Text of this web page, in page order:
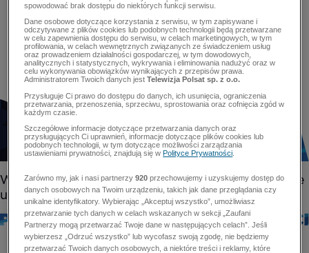
spowodować brak dostępu do niektórych funkcji serwisu.
Dane osobowe dotyczące korzystania z serwisu, w tym zapisywane i
odczytywane z plików cookies lub podobnych technologii będą przetwarzane
w celu zapewnienia dostępu do serwisu, w celach marketingowych, w tym
profilowania, w celach wewnętrznych związanych ze świadczeniem usług
oraz prowadzeniem działalności gospodarczej, w tym dowodowych,
analitycznych i statystycznych, wykrywania i eliminowania nadużyć oraz w
celu wykonywania obowiązków wynikających z przepisów prawa.
Administratorem Twoich danych jestTelewizja Polsat sp. z o.o.
Przysługuje Ci prawo do dostępu do danych, ich usunięcia, ograniczenia
przetwarzania, przenoszenia, sprzeciwu, sprostowania oraz cofnięcia zgód w
każdym czasie.
Szczegółowe informacje dotyczące przetwarzania danych oraz
przysługujących Ci uprawnień, informacje dotyczące plików cookies lub
podobnych technologii, w tym dotyczące możliwości zarządzania
ustawieniami prywatności, znajdują się wPolityce Prywatności
Zarówno my, jak i nasi partnerzy920 przechowujemy i uzyskujemy dostęp do
danych osobowych na Twoim urządzeniu, takich jak dane przeglądania czy
unikalne identyfikatory. Wybierając „Akceptuj wszystko”, umożliwiasz
przetwarzanie tych danych w celach wskazanych w sekcji „Zaufani
Partnerzy mogą przetwarzać Twoje dane w następujących celach”. Jeśli
wybierzesz „Odrzuć wszystko” lub wycofasz swoją zgodę, nie będziemy
przetwarzać Twoich danych osobowych, a niektóre treści i reklamy, które